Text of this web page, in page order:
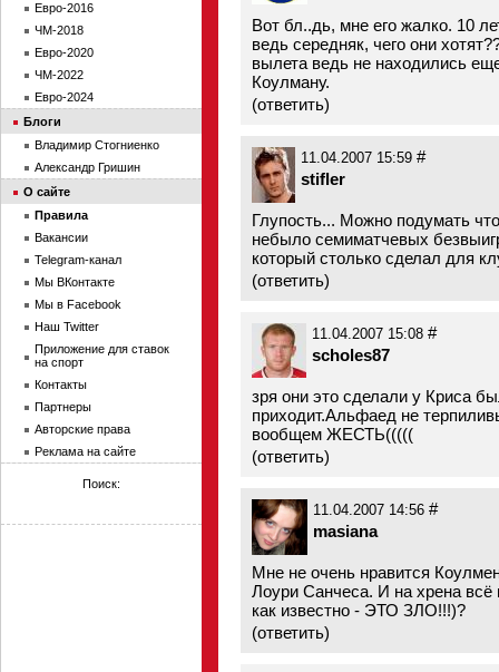
Вот бл..дь, мне его жалко. 10
ведь середняк, чего они
вылета ведь не находились
Коулману.
(ответить)
11.04.2007 15:59 #
stifler
Глупость... Можно подумать
небыло семиматчевых
который столько сделал для
(ответить)
11.04.2007 15:08 #
scholes87
зря они это сделали у Криса
приходит.Альфаед не
вообщем ЖЕСТЬ(((((
(ответить)
11.04.2007 14:56 #
masiana
Мне не очень нравится
Лоури Санчеса. И на хрена
как известно - ЭТО ЗЛО!!!)?
(ответить)
Евро-2016
ЧМ-2018
Евро-2020
ЧМ-2022
Евро-2024
Блоги
Владимир Стогниенко
Александр Гришин
О сайте
Правила
Вакансии
Telegram-канал
Мы ВКонтакте
Мы в Facebook
Наш Twitter
Приложение для ставок
на спорт
Контакты
Партнеры
Авторские права
Реклама на сайте
Поиск: